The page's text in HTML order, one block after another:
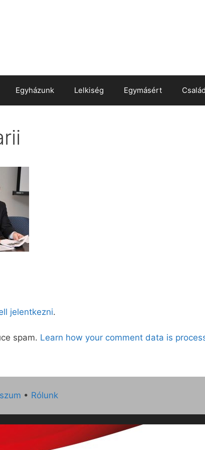
Egyházunk Lelkiség Egymásért Család
jelentkezni.
spam. Learn how your comment data is
• Rólunk